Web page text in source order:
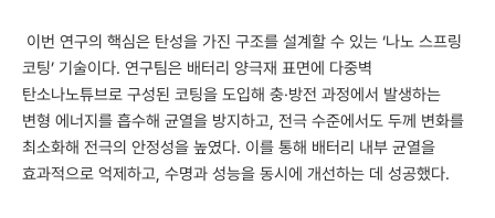
이번 연구의 핵심은 탄성을 가진 구조를 설계할 수 있는 ‘나노 스프링
코팅’ 기술이다. 연구팀은 배터리 양극재 표면에 다중벽
탄소나노튜브로 구성된 코팅을 도입해 충·방전 과정에서 발생하는
변형 에너지를 흡수해 균열을 방지하고, 전극 수준에서도 두께 변화를
최소화해 전극의 안정성을 높였다. 이를 통해 배터리 내부 균열을
효과적으로 억제하고, 수명과 성능을 동시에 개선하는 데 성공했다.